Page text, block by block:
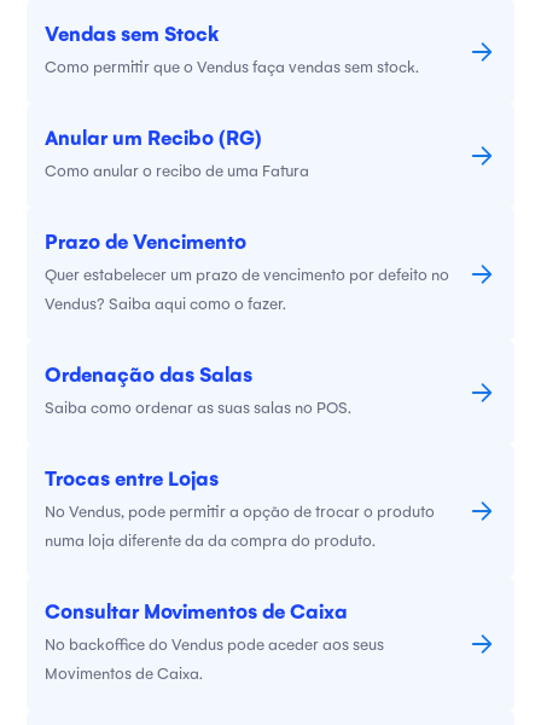
Vendas sem Stock
Como permitir que o Vendus faça vendas sem stock.
Anular um Recibo (RG)
Como anular o recibo de uma Fatura
Prazo de Vencimento
Quer estabelecer um prazo de vencimento por defeito no
Vendus? Saiba aqui como o fazer.
Ordenação das Salas
Saiba como ordenar as suas salas no POS.
Trocas entre Lojas
No Vendus, pode permitir a opção de trocar o produto
numa loja diferente da da compra do produto.
Consultar Movimentos de Caixa
No backoffice do Vendus pode aceder aos seus
Movimentos de Caixa.